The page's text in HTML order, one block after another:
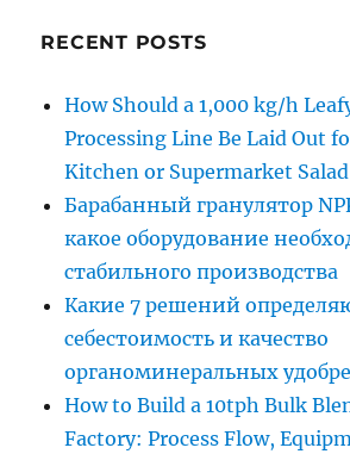
RECENT POSTS
How Should a 1,000 kg/h
Processing Line Be Laid Out
Kitchen or Supermarket
Барабанный гранулятор
какое оборудование
стабильного производства
Какие 7 решений
себестоимость и качество
органоминеральных
How to Build a 10tph Bulk
Factory: Process Flow,